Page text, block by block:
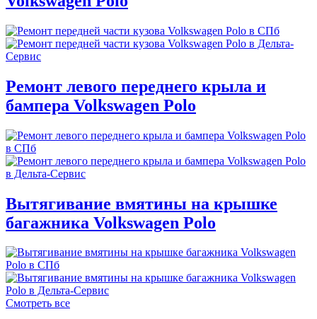
Ремонт левого переднего крыла и
бампера Volkswagen Polo
Вытягивание вмятины на крышке
багажника Volkswagen Polo
Смотреть все